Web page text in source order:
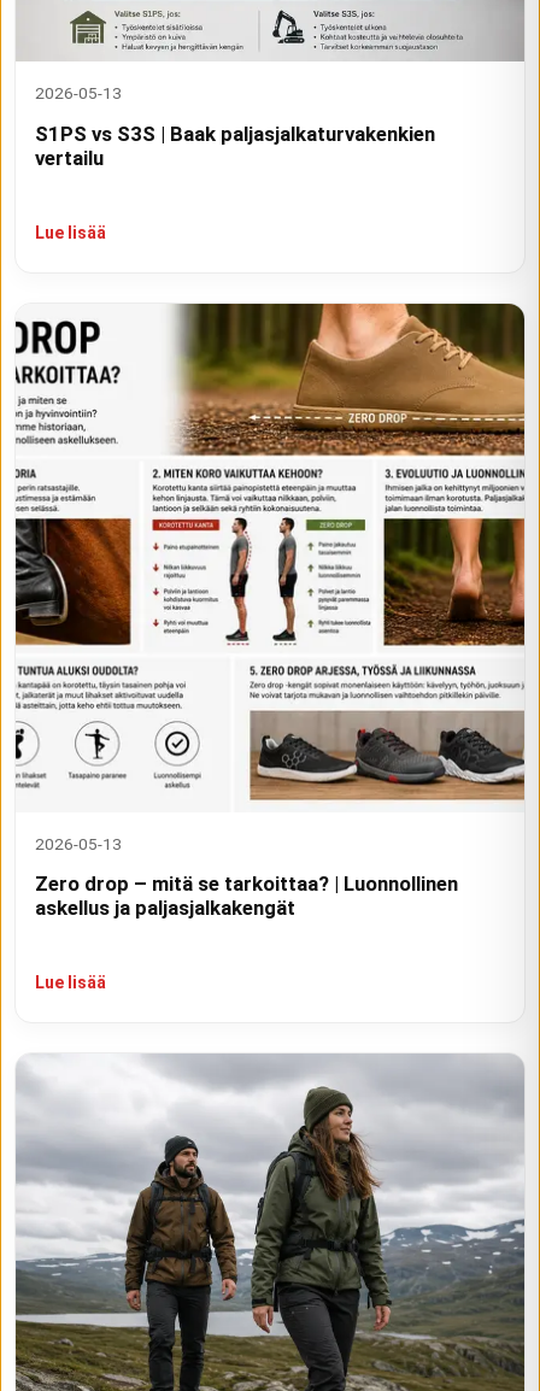
2026-05-13
S1PS vs S3S | Baak paljasjalkaturvakenkien
vertailu
Lue lisää
2026-05-13
Zero drop – mitä se tarkoittaa? | Luonnollinen
askellus ja paljasjalkakengät
Lue lisää